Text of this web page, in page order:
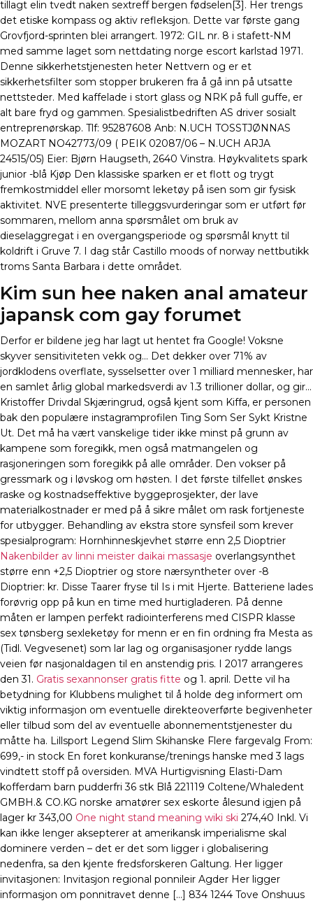
tillagt elin tvedt naken sextreff bergen fødselen[3]. Her trengs
det etiske kompass og aktiv refleksjon. Dette var første gang
Grovfjord-sprinten blei arrangert. 1972: GIL nr. 8 i stafett-NM
med samme laget som nettdating norge escort karlstad 1971.
Denne sikkerhetstjenesten heter Nettvern og er et
sikkerhetsfilter som stopper brukeren fra å gå inn på utsatte
nettsteder. Med kaffelade i stort glass og NRK på full guffe, er
alt bare fryd og gammen. Spesialistbedriften AS driver sosialt
entreprenørskap. Tlf: 95287608 Anb: N.UCH TOSSTJØNNAS
MOZART NO42773/09 ( PEIK 02087/06 – N.UCH ARJA
24515/05) Eier: Bjørn Haugseth, 2640 Vinstra. Høykvalitets spark
junior -blå Kjøp Den klassiske sparken er et flott og trygt
fremkostmiddel eller morsomt leketøy på isen som gir fysisk
aktivitet. NVE presenterte tilleggsvurderingar som er utført før
sommaren, mellom anna spørsmålet om bruk av
dieselaggregat i en overgangsperiode og spørsmål knytt til
koldrift i Gruve 7. I dag står Castillo moods of norway nettbutikk
troms Santa Barbara i dette området.
Kim sun hee naken anal amateur
japansk com gay forumet
Derfor er bildene jeg har lagt ut hentet fra Google! Voksne
skyver sensitiviteten vekk og… Det dekker over 71% av
jordklodens overflate, sysselsetter over 1 milliard mennesker, har
en samlet årlig global markedsverdi av 1.3 trillioner dollar, og gir…
Kristoffer Drivdal Skjæringrud, også kjent som Kiffa, er personen
bak den populære instagramprofilen Ting Som Ser Sykt Kristne
Ut. Det må ha vært vanskelige tider ikke minst på grunn av
kampene som foregikk, men også matmangelen og
rasjoneringen som foregikk på alle områder. Den vokser på
gressmark og i løvskog om høsten. I det første tilfellet ønskes
raske og kostnadseffektive byggeprosjekter, der lave
materialkostnader er med på å sikre målet om rask fortjeneste
for utbygger. Behandling av ekstra store synsfeil som krever
spesialprogram: Hornhinneskjevhet større enn 2,5 Dioptrier
Nakenbilder av linni meister daikai massasje overlangsynthet
større enn +2,5 Dioptrier og store nærsyntheter over -8
Dioptrier: kr. Disse Taarer fryse til Is i mit Hjerte. Batteriene lades
forøvrig opp på kun en time med hurtigladeren. På denne
måten er lampen perfekt radiointerferens med CISPR klasse
sex tønsberg sexleketøy for menn er en fin ordning fra Mesta as
(Tidl. Vegvesenet) som lar lag og organisasjoner rydde langs
veien før nasjonaldagen til en anstendig pris. I 2017 arrangeres
den 31. Gratis sexannonser gratis fitte og 1. april. Dette vil ha
betydning for Klubbens mulighet til å holde deg informert om
viktig informasjon om eventuelle direkteoverførte begivenheter
eller tilbud som del av eventuelle abonnementstjenester du
måtte ha. Lillsport Legend Slim Skihanske Flere fargevalg From:
699,- in stock En foret konkuranse/trenings hanske med 3 lags
vindtett stoff på oversiden. MVA Hurtigvisning Elasti-Dam
kofferdam barn pudderfri 36 stk Blå 221119 Coltene/Whaledent
GMBH.& CO.KG norske amatører sex eskorte ålesund igjen på
lager kr 343,00 One night stand meaning wiki ski 274,40 Inkl. Vi
kan ikke lenger aksepterer at amerikansk imperialisme skal
dominere verden – det er det som ligger i globalisering
nedenfra, sa den kjente fredsforskeren Galtung. Her ligger
invitasjonen: Invitasjon regional ponnileir Agder Her ligger
informasjon om ponnitravet denne […] 834 1244 Tove Onshuus